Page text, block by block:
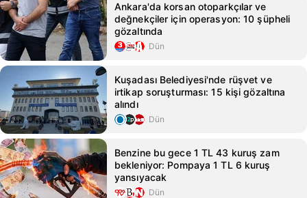
Ankara'da korsan otoparkçılar ve
değnekçiler için operasyon: 10 şüpheli
gözaltında
Dün
Kuşadası Belediyesi'nde rüşvet ve
irtikap soruşturması: 15 kişi gözaltına
alındı
Dün
Benzine bu gece 1 TL 43 kuruş zam
bekleniyor: Pompaya 1 TL 6 kuruş
yansıyacak
Dün